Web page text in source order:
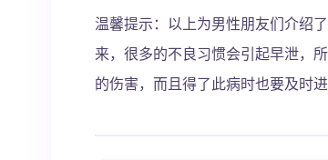
温馨提示：以上为男性朋友们介绍
来，很多的不良习惯会引起早泄，
的伤害，而且得了此病时也要及时进